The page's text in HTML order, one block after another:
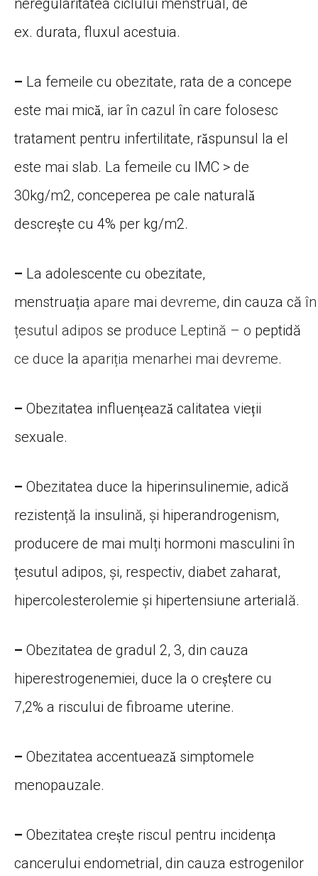
neregularitatea ciclului menstrual, de
ex. durata, fluxul acestuia.
– La femeile cu obezitate, rata de a concepe
este mai mică, iar în cazul în care folosesc
tratament pentru infertilitate, răspunsul la el
este mai slab. La femeile cu IMC > de
30kg/m2, conceperea pe cale naturală
descrește cu 4% per kg/m2.
– La adolescente cu obezitate,
menstruația apare mai devreme, din cauza că în
țesutul adipos se produce Leptină – o peptidă
ce duce la apariția menarhei mai devreme.
– Obezitatea influențează calitatea vieții
sexuale.
– Obezitatea duce la hiperinsulinemie, adică
rezistență la insulină, și hiperandrogenism,
producere de mai mulți hormoni masculini în
țesutul adipos, și, respectiv, diabet zaharat,
hipercolesterolemie și hipertensiune arterială.
– Obezitatea de gradul 2, 3, din cauza
hiperestrogenemiei, duce la o creștere cu
7,2% a riscului de fibroame uterine.
– Obezitatea accentuează simptomele
menopauzale.
– Obezitatea crește riscul pentru incidența
cancerului endometrial, din cauza estrogenilor